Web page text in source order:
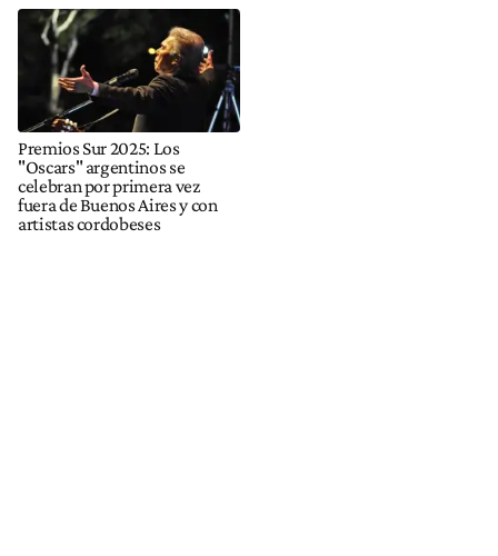
Premios Sur 2025: Los
"Oscars" argentinos se
celebran por primera vez
fuera de Buenos Aires y con
artistas cordobeses